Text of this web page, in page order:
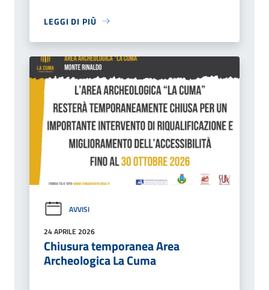
LEGGI DI PIÙ
AVVISI
24 APRILE 2026
Chiusura temporanea Area
Archeologica La Cuma